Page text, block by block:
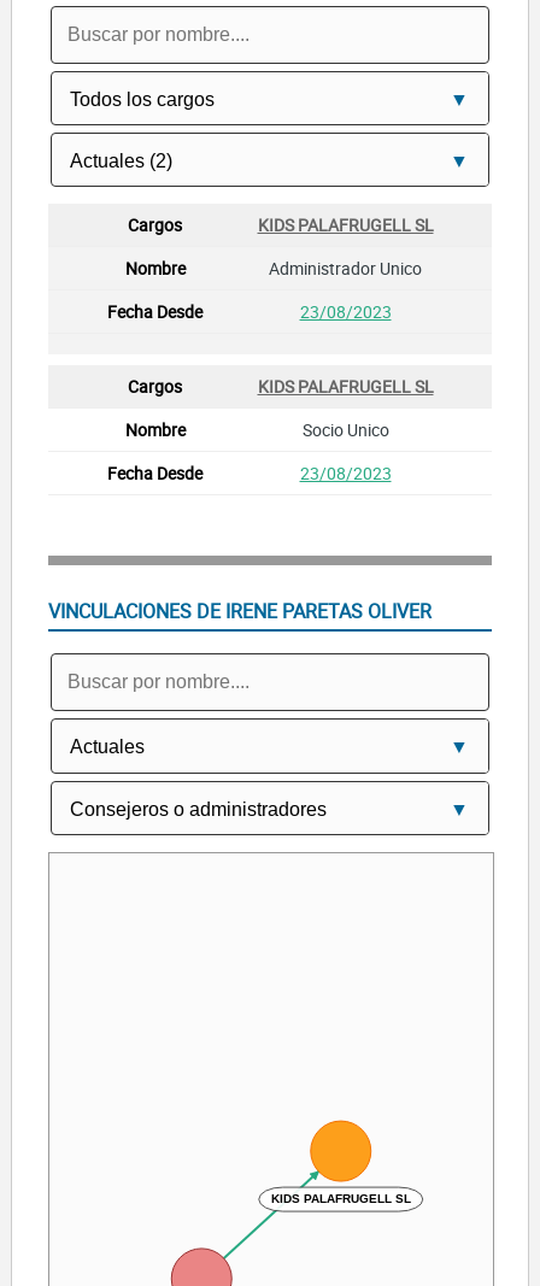
KIDS PALAFRUGELL SL
Administrador Unico
23/08/2023
KIDS PALAFRUGELL SL
Socio Unico
23/08/2023
VINCULACIONES DE IRENE PARETAS OLIVER
KIDS PALAFRUGELL SL